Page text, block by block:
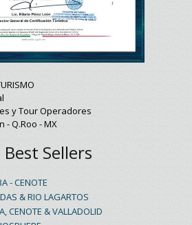
y Tour Operadores
- Q.Roo - MX
Sellers
- CENOTE
& RIO LAGARTOS
CENOTE & VALLADOLID